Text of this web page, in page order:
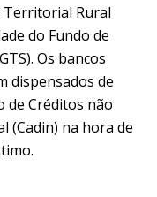
Territorial Rural
do Fundo de
Os bancos
dispensados de
de Créditos não
(Cadin) na hora de